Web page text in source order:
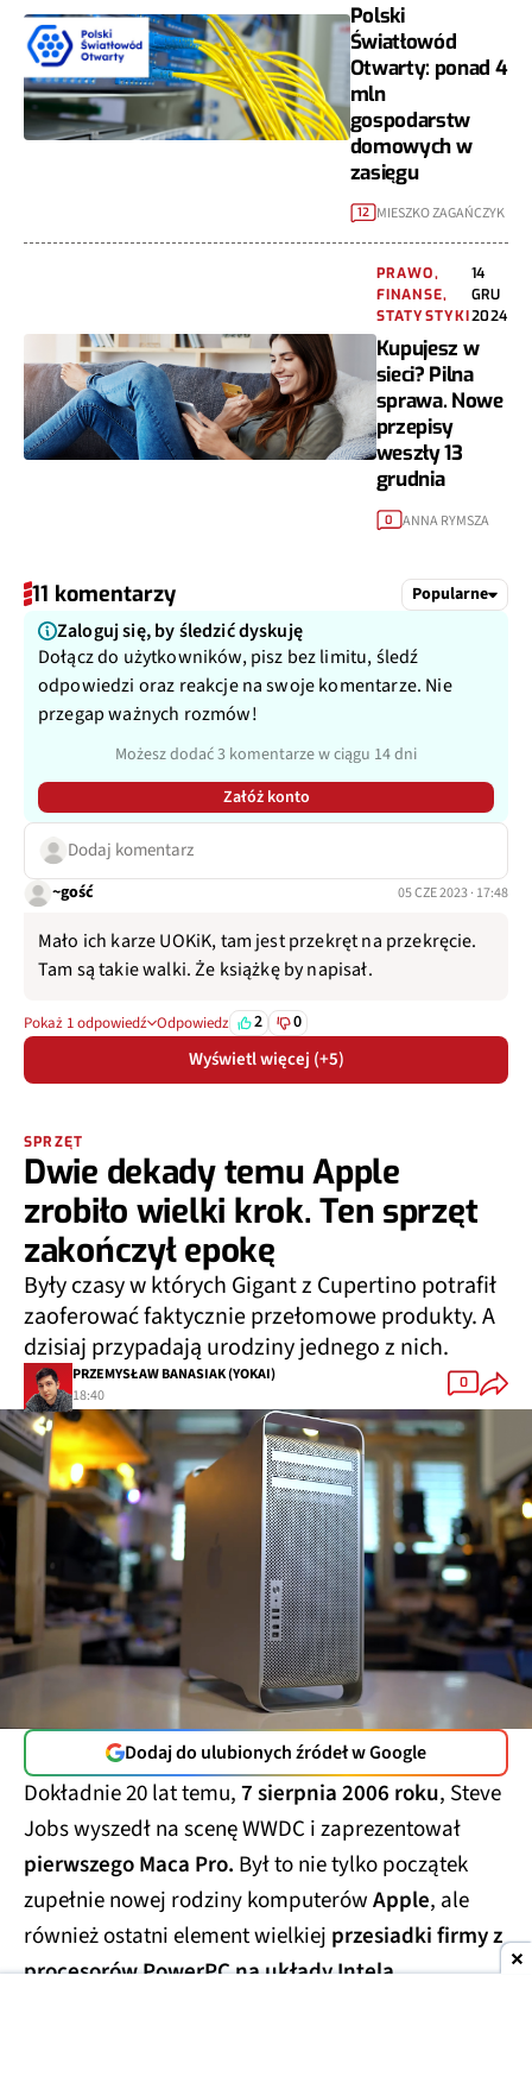
Polski
Światłowód
Otwarty: ponad 4
mln
gospodarstw
domowych w
zasięgu
12 MIESZKO ZAGAŃCZYK
PRAWO,
FINANSE,
STATYSTYKI
14
GRU
2024
Kupujesz w
sieci? Pilna
sprawa. Nowe
przepisy
weszły 13
grudnia
0 ANNA RYMSZA
11 komentarzy Popularne
Zaloguj się, by śledzić dyskuję
Dołącz do użytkowników, pisz bez limitu, śledź
odpowiedzi oraz reakcje na swoje komentarze. Nie
przegap ważnych rozmów!
Możesz dodać 3 komentarze w ciągu 14 dni
Załóż konto
Dodaj komentarz
~gość 05 CZE 2023 · 17:48
Mało ich karze UOKiK, tam jest przekręt na przekręcie.
Tam są takie walki. Że książkę by napisał.
Pokaż 1 odpowiedź Odpowiedz 2 0
Wyświetl więcej (+5)
SPRZĘT
Dwie dekady temu Apple
zrobiło wielki krok. Ten sprzęt
zakończył epokę
Były czasy w których Gigant z Cupertino potrafił
zaoferować faktycznie przełomowe produkty. A
dzisiaj przypadają urodziny jednego z nich.
PRZEMYSŁAW BANASIAK (YOKAI)
18:40
0
Dodaj do ulubionych źródeł w Google
Dokładnie 20 lat temu,7 sierpnia 2006 roku, Steve
Jobs wyszedł na scenę WWDC i zaprezentował
pierwszego Maca Pro. Był to nie tylko początek
zupełnie nowej rodziny komputerówApple, ale
również ostatni element wielkiej przesiadki firmy z
procesorów PowerPC na układy Intela.